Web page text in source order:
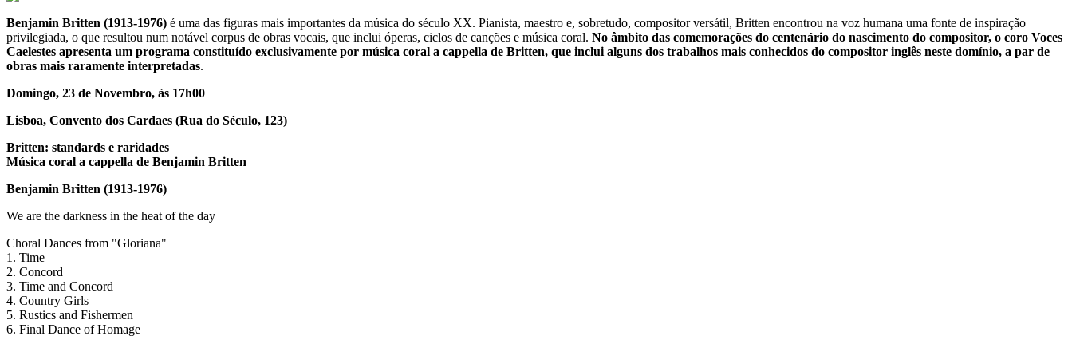
Benjamin Britten (1913-1976) é uma das figuras mais importantes da música do século XX. Pianista, maestro e, sobretudo, compositor versátil, Britten encontrou na voz humana uma fonte de inspiração
privilegiada, o que resultou num notável corpus de obras vocais, que inclui óperas, ciclos de canções e música coral. No âmbito das comemorações do centenário do nascimento do compositor, o coro Voces
Caelestes apresenta um programa constituído exclusivamente por música coral a cappella de Britten, que inclui alguns dos trabalhos mais conhecidos do compositor inglês neste domínio, a par de
obras mais raramente interpretadas.
Domingo, 23 de Novembro, às 17h00
Lisboa, Convento dos Cardaes (Rua do Século, 123)
Britten: standards e raridades
Música coral a cappella de Benjamin Britten
Benjamin Britten (1913-1976)
We are the darkness in the heat of the day
Choral Dances from "Gloriana"
1. Time
2. Concord
3. Time and Concord
4. Country Girls
5. Rustics and Fishermen
6. Final Dance of Homage